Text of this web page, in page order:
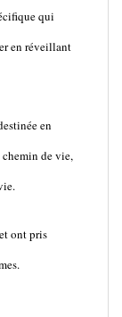
qui
en réveillant
en
de vie,
ont pris